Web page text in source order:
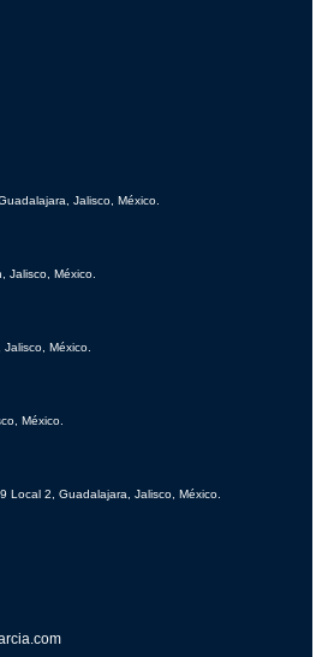
Jalisco, México.
Jalisco, México.
México.
México.
Local 2, Guadalajara, Jalisco, México.